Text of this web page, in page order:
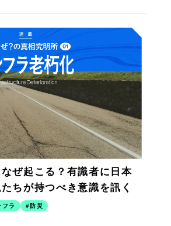
ぜ起こる？有識者に日本
ちが持つべき意識を訊く
フラ 防災